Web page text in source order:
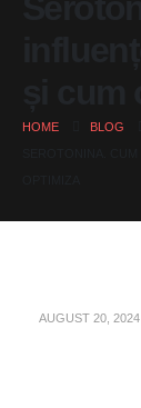
HOME
BLOG
AUGUST 20, 2024